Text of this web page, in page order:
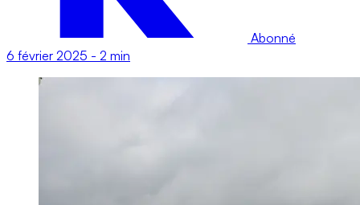
Abonné
6 février 2025 - 2 min